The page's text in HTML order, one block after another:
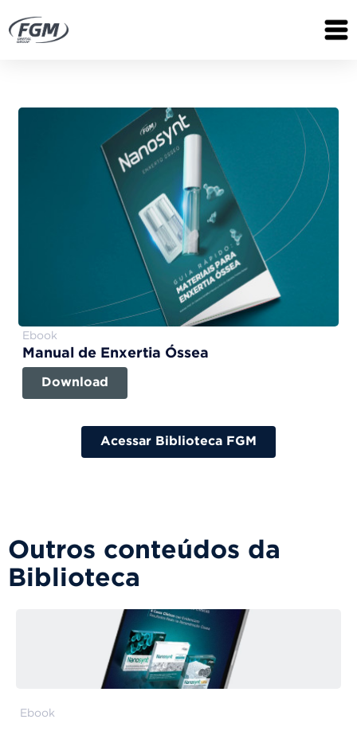
Ebook
Manual de Enxertia Óssea
Download
Acessar Biblioteca FGM
Outros conteúdos da
Biblioteca
Ebook